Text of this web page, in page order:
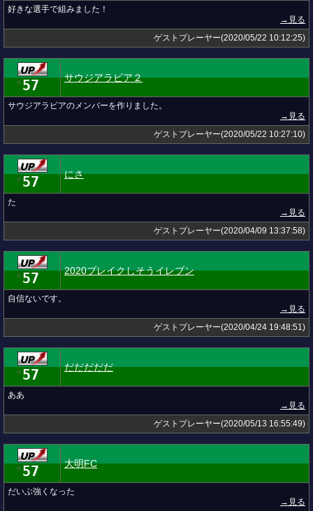
好きな選手で組みました！
→見る
ゲストプレーヤー(2020/05/22 10:12:25)
★ 57 サウジアラビア２
サウジアラビアのメンバーを作りました。
→見る
ゲストプレーヤー(2020/05/22 10:27:10)
★ 57 にさ
た
→見る
ゲストプレーヤー(2020/04/09 13:37:58)
★ 57 2020ブレイクしそうイレブン
自信ないです。
→見る
ゲストプレーヤー(2020/04/24 19:48:51)
★ 57 だだだだだ
ああ
→見る
ゲストプレーヤー(2020/05/13 16:55:49)
★ 57 大明FC
だいぶ強くなった
→見る